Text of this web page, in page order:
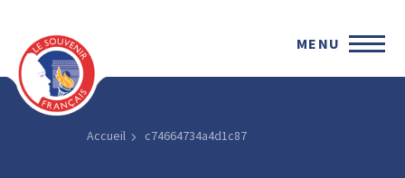
MENU
Accueil c74664734a4d1c87